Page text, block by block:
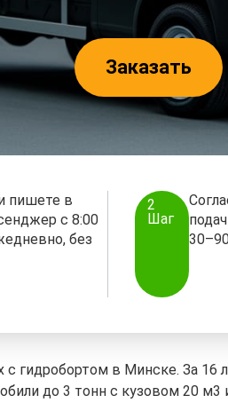
Заказать
пишете в
с 8:00
без
2
Шаг
с гидробортом в Минске. За
до 3 тонн с кузовом 20